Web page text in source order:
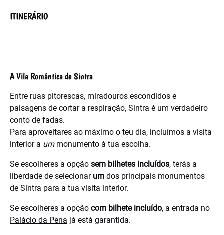
ITINERÁRIO
A Vila Romântica de Sintra
Entre ruas pitorescas, miradouros escondidos e
paisagens de cortar a respiração, Sintra é um verdadeiro
conto de fadas.
Para aproveitares ao máximo o teu dia, incluímos a visita
interior a ummonumento à tua escolha.
Se escolheres a opção sem bilhetes incluídos, terás a
liberdade de selecionar um dos principais monumentos
de Sintra para a tua visita interior.
Se escolheres a opção com bilhete incluído, a entrada no
Palácio da Pena já está garantida.